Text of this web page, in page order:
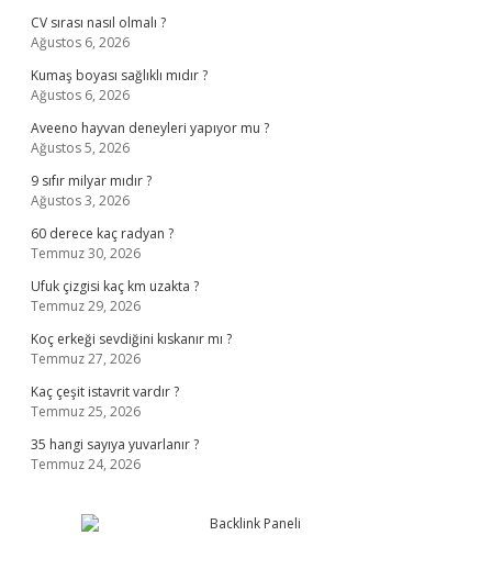
CV sırası nasıl olmalı ?
Ağustos 6, 2026
Kumaş boyası sağlıklı mıdır ?
Ağustos 6, 2026
Aveeno hayvan deneyleri yapıyor mu ?
Ağustos 5, 2026
9 sıfır milyar mıdır ?
Ağustos 3, 2026
60 derece kaç radyan ?
Temmuz 30, 2026
Ufuk çizgisi kaç km uzakta ?
Temmuz 29, 2026
Koç erkeği sevdiğini kıskanır mı ?
Temmuz 27, 2026
Kaç çeşit istavrit vardır ?
Temmuz 25, 2026
35 hangi sayıya yuvarlanır ?
Temmuz 24, 2026